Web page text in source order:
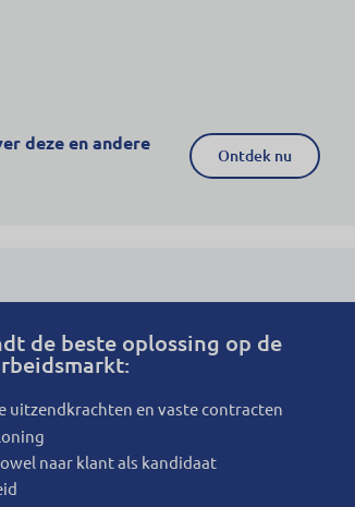
deze en andere
Ontdek nu
de beste oplossing op de
uitzendkrachten en vaste contracten
naar klant als kandidaat